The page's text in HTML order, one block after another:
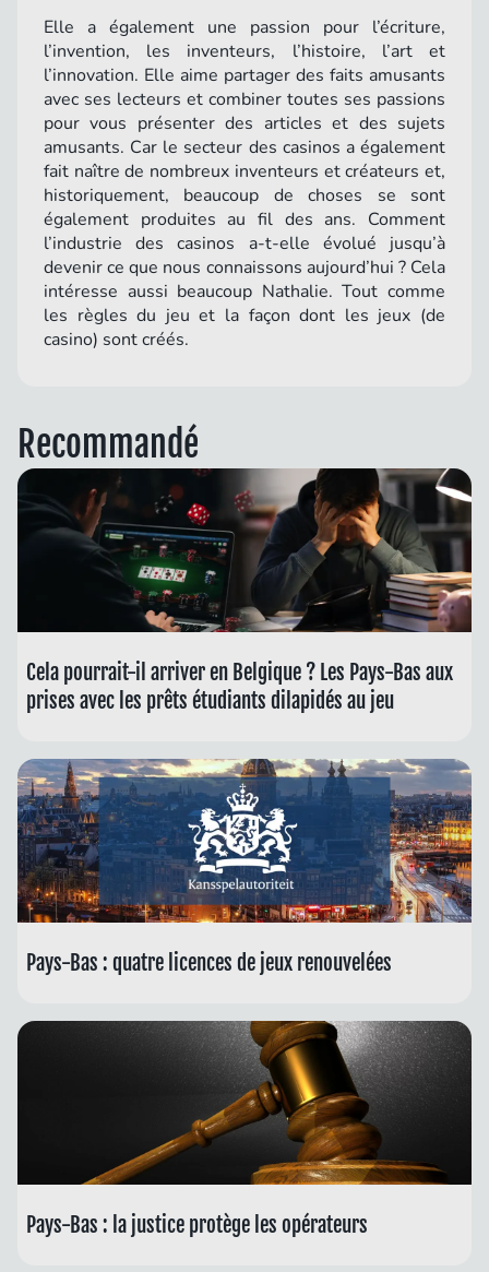
Elle a également une passion pour l’écriture,
l’invention, les inventeurs, l’histoire, l’art et
l’innovation. Elle aime partager des faits amusants
avec ses lecteurs et combiner toutes ses passions
pour vous présenter des articles et des sujets
amusants. Car le secteur des casinos a également
fait naître de nombreux inventeurs et créateurs et,
historiquement, beaucoup de choses se sont
également produites au fil des ans. Comment
l’industrie des casinos a-t-elle évolué jusqu’à
devenir ce que nous connaissons aujourd’hui ? Cela
intéresse aussi beaucoup Nathalie. Tout comme
les règles du jeu et la façon dont les jeux (de
casino) sont créés.
Recommandé
Cela pourrait-il arriver en Belgique ? Les Pays-Bas aux
prises avec les prêts étudiants dilapidés au jeu
Pays-Bas : quatre licences de jeux renouvelées
Pays-Bas : la justice protège les opérateurs